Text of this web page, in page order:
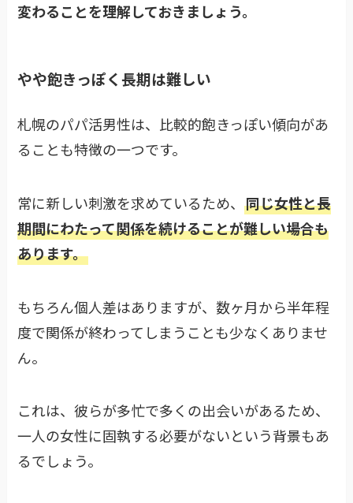
変わることを理解しておきましょう。
やや飽きっぽく長期は難しい
札幌のパパ活男性は、比較的飽きっぽい傾向があ
ることも特徴の一つです。
常に新しい刺激を求めているため、同じ女性と長
期間にわたって関係を続けることが難しい場合も
あります。
もちろん個人差はありますが、数ヶ月から半年程
度で関係が終わってしまうことも少なくありませ
ん。
これは、彼らが多忙で多くの出会いがあるため、
一人の女性に固執する必要がないという背景もあ
るでしょう。